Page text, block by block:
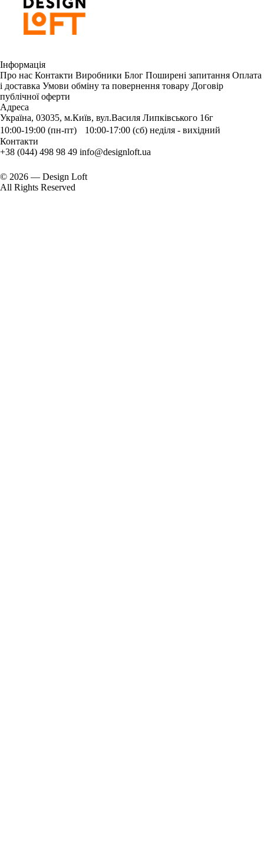
Інформація
Про нас Контакти Виробники Блог Поширені запитання Оплата
і доставка Умови обміну та повернення товару Договір
публічної оферти
Адреса
Україна, 03035, м.Київ, вул.Василя Липківського 16г
10:00-19:00 (пн-пт) 10:00-17:00 (сб) неділя - вихідний
Контакти
+38 (044) 498 98 49 info@designloft.ua
© 2026 — Design Loft
All Rights Reserved